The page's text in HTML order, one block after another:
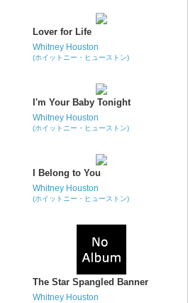
Lover for Life
Whitney Houston
(ホイットニー・ヒューストン)
I'm Your Baby Tonight
Whitney Houston
(ホイットニー・ヒューストン)
I Belong to You
Whitney Houston
(ホイットニー・ヒューストン)
The Star Spangled Banner
Whitney Houston